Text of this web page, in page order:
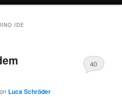
IDE
Luca Schröder
40